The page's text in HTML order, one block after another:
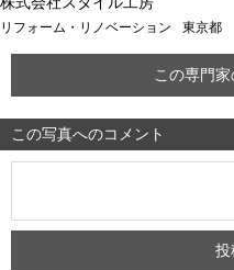
リフォーム・リノベーション 東京都
この専門
この写真へのコメント